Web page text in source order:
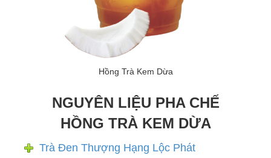
Hồng Trà Kem Dừa
NGUYÊN LIỆU PHA CHẾ
HỒNG TRÀ KEM DỪA
Trà Đen Thượng Hạng Lộc Phát